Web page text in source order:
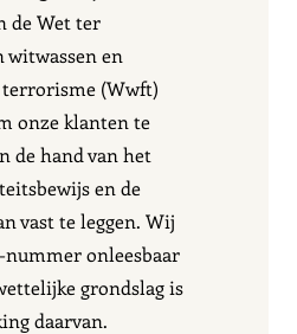
de Wet ter
witwassen en
(Wwft)
onze klanten te
de hand van het
en de
vast te leggen. Wij
nummer onleesbaar
grondslag is
daarvan.